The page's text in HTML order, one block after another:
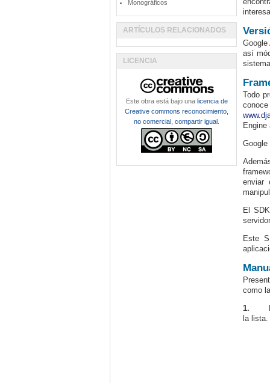
así
Todo
enviar
El
Este
como
1.
la lista.
Monográficos
ARTÍCULOS RELACIONADOS
LICENCIA
Este obra está bajo una licencia de
Creative commons reconocimiento,
no comercial, compartir igual